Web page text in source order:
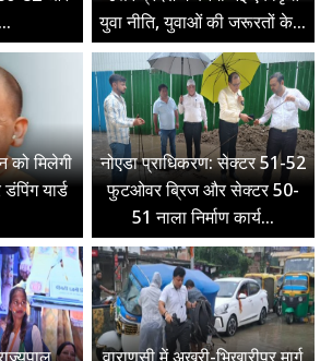
युवा नीति, युवाओं की जरूरतों के...
को मिलेगी
यार्ड
नोएडा प्राधिकरण: सेक्टर 51-52
फुटओवर ब्रिज और सेक्टर 50-
51 नाला निर्माण कार्य...